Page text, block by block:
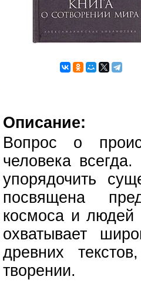
Описание:
Вопрос о
человека
упорядочить
посвящена
космоса и людей
охватывает
древних
творении.